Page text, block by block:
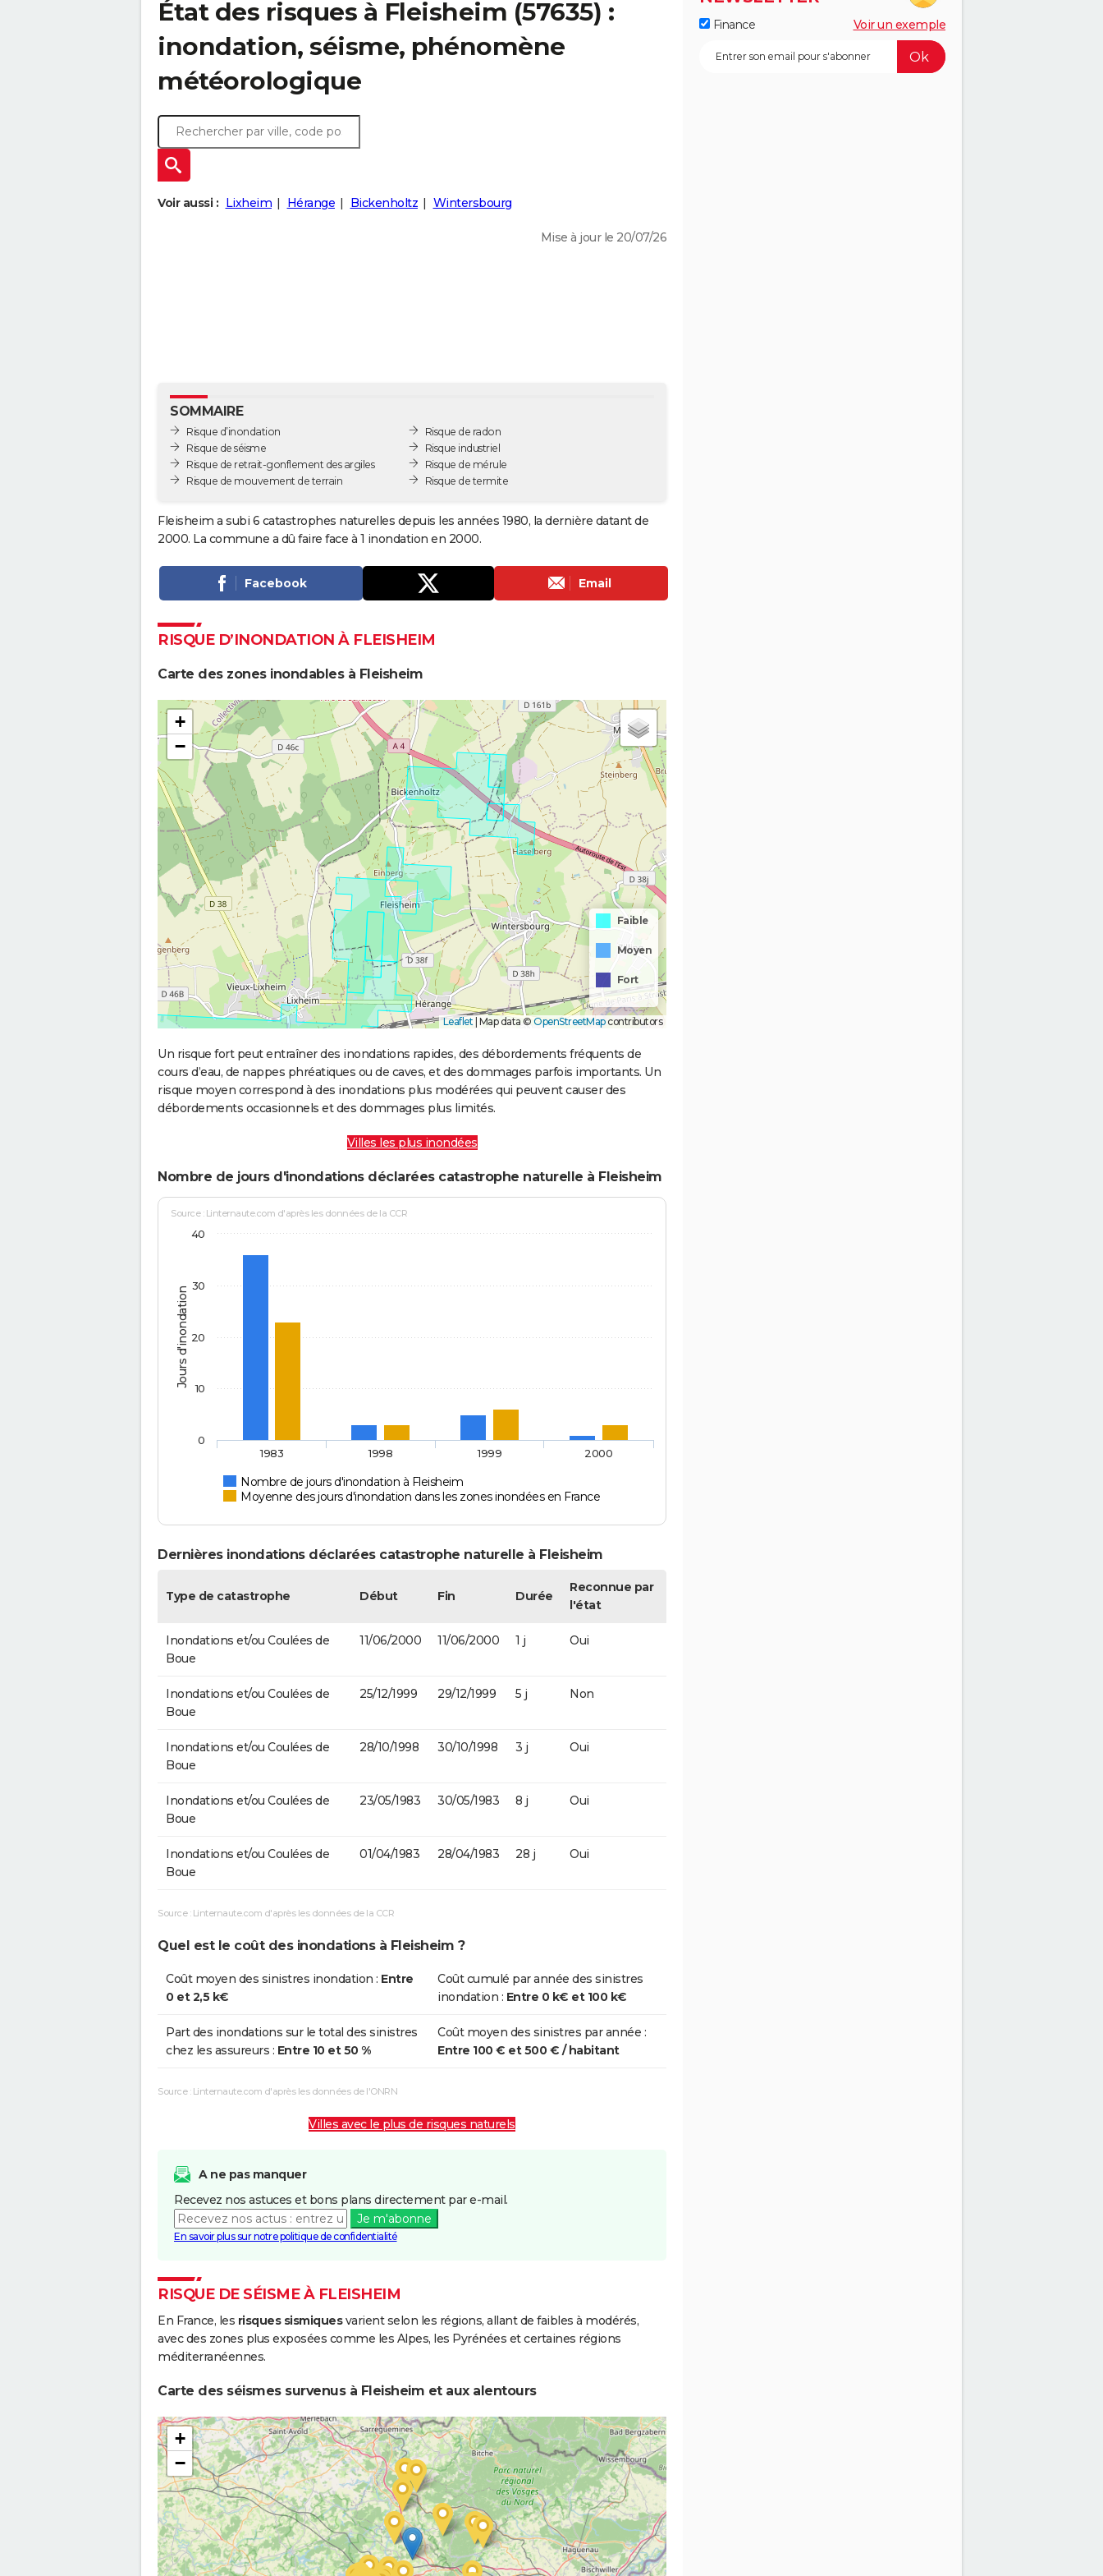
État des risques à Fleisheim (57635) :
inondation, séisme, phénomène
météorologique
Voir aussi : Lixheim Hérange Bickenholtz Wintersbourg
Mise à jour le 20/07/26
SOMMAIRE
Risque d’inondation
Risque de séisme
Risque de retrait-gonflement des argiles
Risque de mouvement de terrain
Risque de radon
Risque industriel
Risque de mérule
Risque de termite
Fleisheim a subi 6 catastrophes naturelles depuis les années 1980, la dernière datant de
2000. La commune a dû faire face à 1 inondation en 2000.
Facebook Email
RISQUE D’INONDATION À FLEISHEIM
Carte des zones inondables à Fleisheim
+
−
Faible
Moyen
Fort
Leaflet Map data © OpenStreetMapcontributors
Un risque fort peut entraîner des inondations rapides, des débordements fréquents de
cours d’eau, de nappes phréatiques ou de caves, et des dommages parfois importants. Un
risque moyen correspond à des inondations plus modérées qui peuvent causer des
débordements occasionnels et des dommages plus limités.
Villes les plus inondées
Nombre de jours d'inondations déclarées catastrophe naturelle à Fleisheim
Jours d'inondation
Source : Linternaute.com d'après les données de la CCR
Nombre de jours d'inondation à Fleisheim
Moyenne des jours d'inondation dans les zones inondées en France
1983 1998 1999 2000
0
10
20
30
40
Dernières inondations déclarées catastrophe naturelle à Fleisheim
Type de catastrophe Début Fin Durée
Reconnue par
l'état
Inondations et/ou Coulées de
Boue
11/06/2000 11/06/2000 1 j Oui
Inondations et/ou Coulées de
Boue
25/12/1999 29/12/1999 5 j Non
Inondations et/ou Coulées de
Boue
28/10/1998 30/10/1998 3 j Oui
Inondations et/ou Coulées de
Boue
23/05/1983 30/05/1983 8 j Oui
Inondations et/ou Coulées de
Boue
01/04/1983 28/04/1983 28 j Oui
Source : Linternaute.com d'après les données de la CCR
Quel est le coût des inondations à Fleisheim ?
Coût moyen des sinistres inondation : Entre
0 et 2,5 k€
Coût cumulé par année des sinistres
inondation : Entre 0 k€ et 100 k€
Part des inondations sur le total des sinistres
chez les assureurs : Entre 10 et 50 %
Coût moyen des sinistres par année :
Entre 100 € et 500 € / habitant
Source : Linternaute.com d'après les données de l'ONRN
Villes avec le plus de risques naturels
A ne pas manquer
Recevez nos astuces et bons plans directement par e-mail.
Je m'abonne
En savoir plus sur notre politique de confidentialité
RISQUE DE SÉISME À FLEISHEIM
En France, les risques sismiquesvarient selon les régions, allant de faibles à modérés,
avec des zones plus exposées comme les Alpes, les Pyrénées et certaines régions
méditerranéennes.
Carte des séismes survenus à Fleisheim et aux alentours
+
−
Finance Voir un exemple